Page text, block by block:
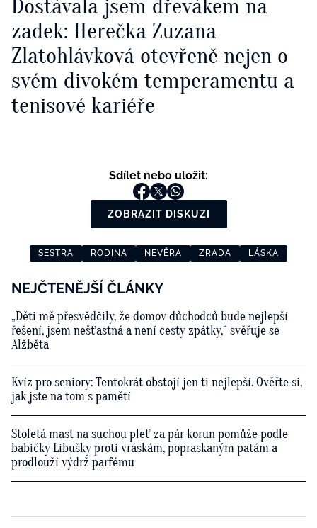
Dostávala jsem dřevákem na
zadek: Herečka Zuzana
Zlatohlávková otevřeně nejen o
svém divokém temperamentu a
tenisové kariéře
Sdílet nebo uložit:
ZOBRAZIT DISKUZI
SESTRA RODINA NEVĚRA ZRADA LÁSKA
NEJČTENĚJŠÍ ČLÁNKY
„Děti mě přesvědčily, že domov důchodců bude nejlepší
řešení, jsem nešťastná a není cesty zpátky,“ svěřuje se
Alžběta
Kvíz pro seniory: Tentokrát obstojí jen ti nejlepší. Ověřte si,
jak jste na tom s pamětí
Stoletá mast na suchou pleť za pár korun pomůže podle
babičky Libušky proti vráskám, popraskaným patám a
prodlouží výdrž parfému